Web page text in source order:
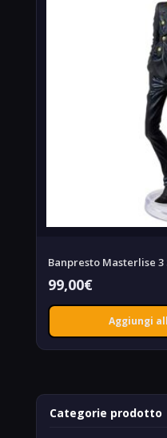
Banpresto Masterlise 3
99,00€
Aggiungi
Categorie prodotto